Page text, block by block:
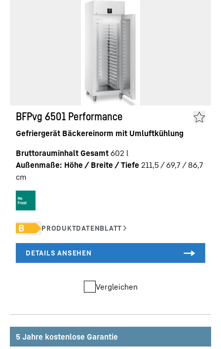
BFPvg 6501 Performance
Gefriergerät Bäckereinorm mit Umluftkühlung
Bruttorauminhalt Gesamt 602 l
Außenmaße: Höhe / Breite / Tiefe 211,5 / 69,7 / 86,7
cm
Vergleichen
5 Jahre kostenlose Garantie